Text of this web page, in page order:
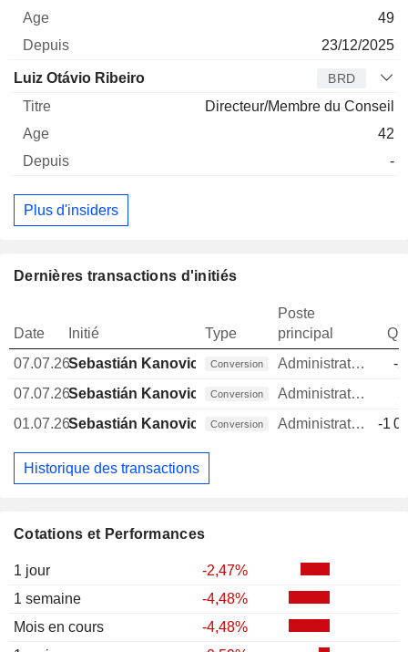
Cotations et Performances
1 jour
-2,47%
1 semaine
-4,48%
Mois en cours
-4,48%
49
23/12/2025
Luiz Otávio Ribeiro BRD
Directeur/Membre du Conseil
42
-
Plus d'insiders
Dernières transactions d'initiés
Date Initié Type
Poste
principal
07.07.26Sebastián Kanovich Conversion Administrateur
-
07.07.26Sebastián Kanovich Conversion Administrateur
01.07.26Sebastián Kanovich Conversion Administrateur -1
Historique des transactions